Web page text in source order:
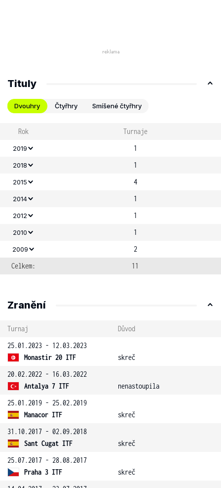
Tituly
Dvouhry Čtyřhry Smíšené čtyřhry
Rok Turnaje
2019 1
2018 1
2015 4
2014 1
2012 1
2010 1
2009
2
Celkem:
11
Zranění
Turnaj
Důvod
25.01.2023 - 12.03.2023
Monastir 20 ITF
skreč
20.02.2022 - 16.03.2022
Antalya 7 ITF
nenastoupila
25.01.2019 - 25.02.2019
Manacor ITF
skreč
31.10.2017 - 02.09.2018
Sant Cugat ITF
skreč
25.07.2017 - 28.08.2017
Praha 3 ITF
skreč